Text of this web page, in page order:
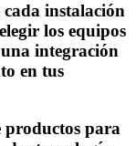
cada instalación
los equipos
integración
en tus
productos para